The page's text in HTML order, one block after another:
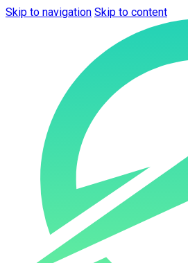
Skip to navigation Skip to content